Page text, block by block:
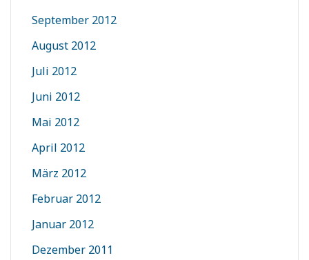
September 2012
August 2012
Juli 2012
Juni 2012
Mai 2012
April 2012
März 2012
Februar 2012
Januar 2012
Dezember 2011